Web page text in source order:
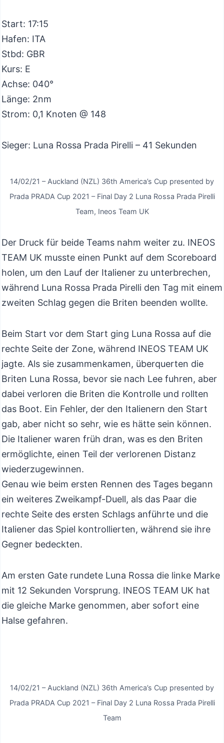
Start: 17:15
Hafen: ITA
Stbd: GBR
Kurs: E
Achse: 040°
Länge: 2nm
Strom: 0,1 Knoten @ 148
Sieger: Luna Rossa Prada Pirelli – 41 Sekunden
14/02/21 – Auckland (NZL) 36th America’s Cup presented by
Prada PRADA Cup 2021 – Final Day 2 Luna Rossa Prada Pirelli
Team, Ineos Team UK
Der Druck für beide Teams nahm weiter zu. INEOS
TEAM UK musste einen Punkt auf dem Scoreboard
holen, um den Lauf der Italiener zu unterbrechen,
während Luna Rossa Prada Pirelli den Tag mit einem
zweiten Schlag gegen die Briten beenden wollte.
Beim Start vor dem Start ging Luna Rossa auf die
rechte Seite der Zone, während INEOS TEAM UK
jagte. Als sie zusammenkamen, überquerten die
Briten Luna Rossa, bevor sie nach Lee fuhren, aber
dabei verloren die Briten die Kontrolle und rollten
das Boot. Ein Fehler, der den Italienern den Start
gab, aber nicht so sehr, wie es hätte sein können.
Die Italiener waren früh dran, was es den Briten
ermöglichte, einen Teil der verlorenen Distanz
wiederzugewinnen.
Genau wie beim ersten Rennen des Tages begann
ein weiteres Zweikampf-Duell, als das Paar die
rechte Seite des ersten Schlags anführte und die
Italiener das Spiel kontrollierten, während sie ihre
Gegner bedeckten.
Am ersten Gate rundete Luna Rossa die linke Marke
mit 12 Sekunden Vorsprung. INEOS TEAM UK hat
die gleiche Marke genommen, aber sofort eine
Halse gefahren.
14/02/21 – Auckland (NZL) 36th America’s Cup presented by
Prada PRADA Cup 2021 – Final Day 2 Luna Rossa Prada Pirelli
Team